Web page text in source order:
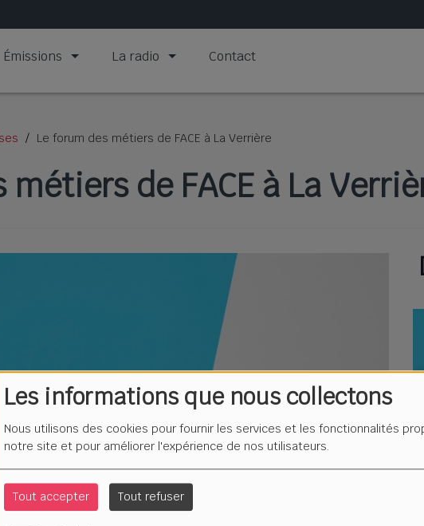
Les informations que nous collectons
Nous utilisons des cookies pour fournir les services et les fonctionnalités
notre site et pour améliorer l'expérience de nos utilisateurs.
Tout accepter Tout refuser
Émissions La radio Contact
Le forum des métiers de FACE à La Verrière
de FACE à La